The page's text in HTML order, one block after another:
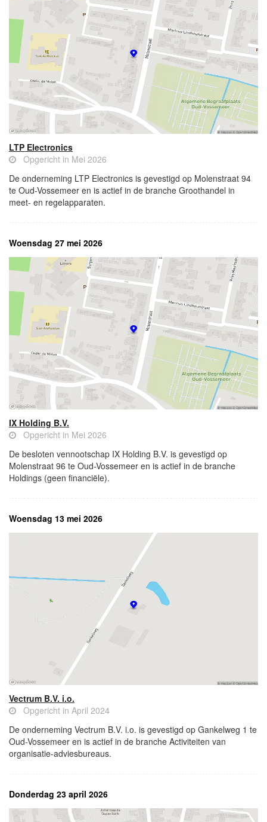
LTP Electronics
Opgericht in Mei 2026
De onderneming LTP Electronics is gevestigd op Molenstraat 94
te Oud-Vossemeer en is actief in de branche Groothandel in
meet- en regelapparaten.
Woensdag 27 mei 2026
IX Holding B.V.
Opgericht in Mei 2026
De besloten vennootschap IX Holding B.V. is gevestigd op
Molenstraat 96 te Oud-Vossemeer en is actief in de branche
Holdings (geen financiële).
Woensdag 13 mei 2026
Vectrum B.V. i.o.
Opgericht in April 2024
De onderneming Vectrum B.V. i.o. is gevestigd op Gankelweg 1 te
Oud-Vossemeer en is actief in de branche Activiteiten van
organisatie-adviesbureaus.
Donderdag 23 april 2026